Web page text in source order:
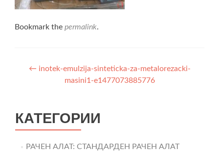
Bookmark the permalink.
Post
navigation
← inotek-emulzija-sinteticka-za-metalorezacki-
masini1-e1477073885776
КАТЕГОРИИ
РАЧЕН АЛАТ: СТАНДАРДЕН РАЧЕН АЛАТ